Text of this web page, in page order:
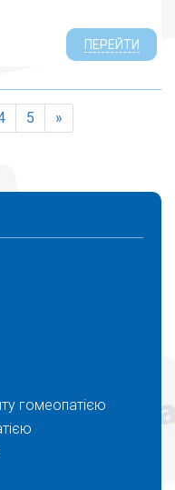
ПЕРЕЙТИ
5 »
гомеопатією